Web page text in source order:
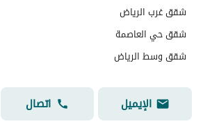
شقق غرب الرياض
شقق حي العاصمة
شقق وسط الرياض
الإيميل اتصال